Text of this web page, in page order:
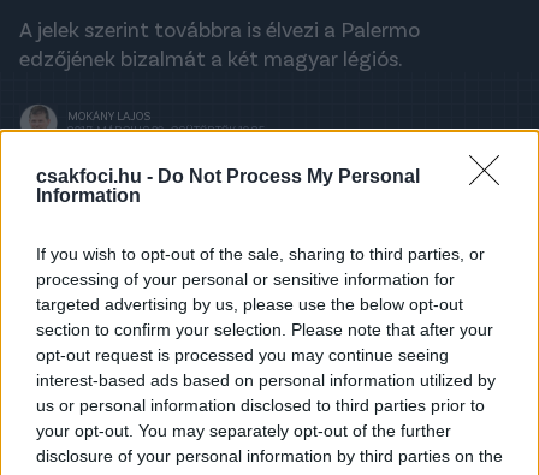
csakfoci.hu - Do Not Process My Personal
Information
If you wish to opt-out of the sale, sharing to third parties, or
processing of your personal or sensitive information for
targeted advertising by us, please use the below opt-out
section to confirm your selection. Please note that after your
opt-out request is processed you may continue seeing
interest-based ads based on personal information utilized by
us or personal information disclosed to third parties prior to
your opt-out. You may separately opt-out of the further
disclosure of your personal information by third parties on the
A jelek szerint továbbra is élvezi a Palermo
edzőjének bizalmát a két magyar légiós.
MOKÁNY LAJOS
2017. MÁRCIUS 30., CSÜTÖRTÖK 19:25
Csakfoci
Google News oldalán is!
Felkészülési meccset játszott a Palermo, az ellenfél
a klub U17-es együttese volt, így komoly szakmai
értéke nem feltétlenül volt a találkozónak. Abból a
szempontból viszont lehet jelentősége, hogy
mindkét magyar a kezdőcsapat tagja volt,Sallai
RolandésBalogh Norbertis élvezi Diego Lopez
bizalmát.